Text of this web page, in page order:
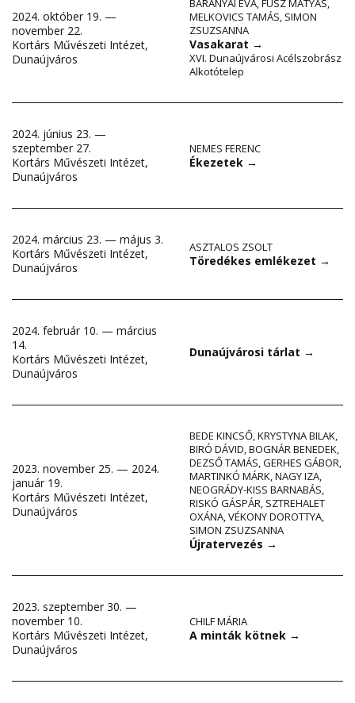
2024. október 19. —
november 22.
Kortárs Művészeti Intézet,
Dunaújváros
BARANYAI ÉVA,FUSZ MÁTYÁS,
MELKOVICS TAMÁS, SIMON
ZSUZSANNA
Vasakarat →
XVI. Dunaújvárosi Acélszobrász
Alkotótelep
2024. június 23. —
szeptember 27.
Kortárs Művészeti Intézet,
Dunaújváros
NEMES FERENC
Ékezetek →
2024. március 23. — május 3.
Kortárs Művészeti Intézet,
Dunaújváros
ASZTALOS ZSOLT
Töredékes emlékezet →
2024. február 10. — március
14.
Kortárs Művészeti Intézet,
Dunaújváros
Dunaújvárosi tárlat →
2023. november 25. — 2024.
január 19.
Kortárs Művészeti Intézet,
Dunaújváros
BEDE KINCSŐ,KRYSTYNA BILAK,
BIRÓ DÁVID,BOGNÁR BENEDEK,
DEZSŐ TAMÁS,GERHES GÁBOR,
MARTINKÓ MÁRK,NAGY IZA,
NEOGRÁDY-KISS BARNABÁS,
RISKÓ GÁSPÁR, SZTREHALET
OXÁNA,VÉKONY DOROTTYA,
SIMON ZSUZSANNA
Újratervezés →
2023. szeptember 30. —
november 10.
Kortárs Művészeti Intézet,
Dunaújváros
CHILF MÁRIA
A minták kötnek →